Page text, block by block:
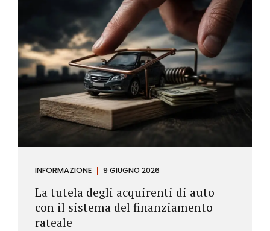
INFORMAZIONE 9 GIUGNO 2026
La tutela degli acquirenti di auto
con il sistema del finanziamento
rateale